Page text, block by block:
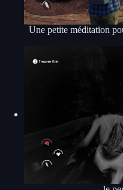
Une petite méditation